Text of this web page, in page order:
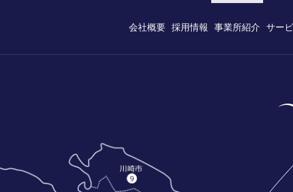
会社概要 採用情報 事業所紹介 サー